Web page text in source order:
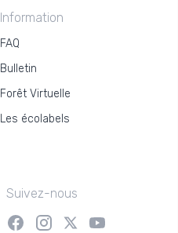
Information
FAQ
Bulletin
Forêt Virtuelle
Les écolabels
Suivez-nous